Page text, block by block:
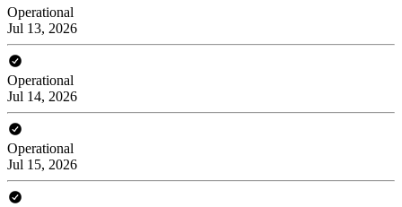
Operational
Jul 13, 2026
Operational
Jul 14, 2026
Operational
Jul 15, 2026